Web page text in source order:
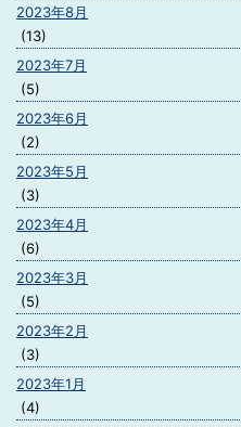
2023年8月
(13)
2023年7月
(5)
2023年6月
(2)
2023年5月
(3)
2023年4月
(6)
2023年3月
(5)
2023年2月
(3)
2023年1月
(4)